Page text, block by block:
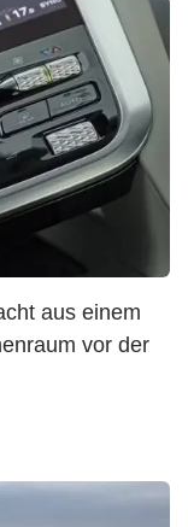
aus einem
vor der